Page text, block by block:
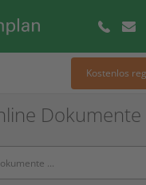
Kostenlos
Dokumente